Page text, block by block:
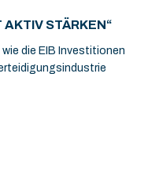
STÄRKEN“
die EIB Investitionen